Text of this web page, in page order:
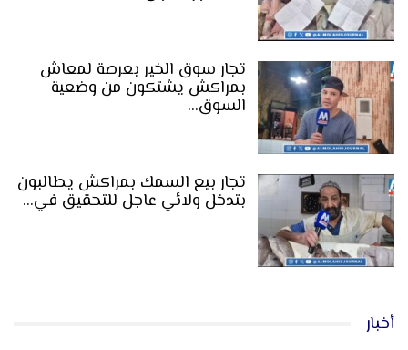
تجار سوق الخير بعرصة لمعاش
بمراكش يشتكون من وضعية
السوق…
تجار بيع السمك بمراكش يطالبون
بتدخل ولائي عاجل للتحقيق في…
أخبار